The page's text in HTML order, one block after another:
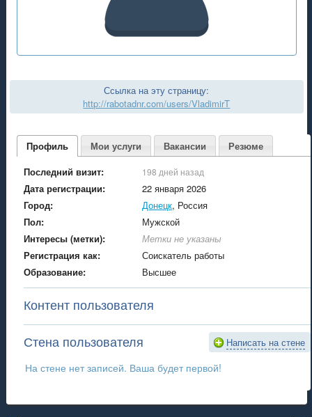
Ссылка на эту страницу:
http://rabotadnr.com/users/VladimirT
Профиль Мои услуги Вакансии
Резюме
Последний визит:
198 дней назад
Дата регистрации:
22 января 2026
Город:
Донецк, Россия
Пол:
Мужской
Интересы (метки):
Метки не указаны
Регистрация как:
Соискатель работы
Образование:
Высшее
Контент пользователя
Стена пользователя Написать на стене
На стене нет записей. Ваша будет первой!